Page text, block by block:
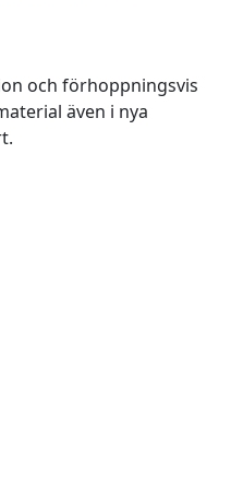
och förhoppningsvis
även i nya